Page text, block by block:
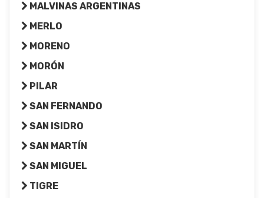
MALVINAS ARGENTINAS
MERLO
MORENO
MORÓN
PILAR
SAN FERNANDO
SAN ISIDRO
SAN MARTÍN
SAN MIGUEL
TIGRE